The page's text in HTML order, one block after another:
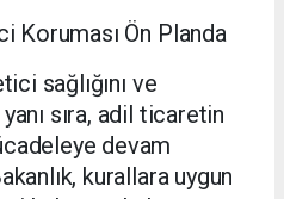
Koruması Ön Planda
sağlığını ve
sıra, adil ticaretin
devam
kurallara uygun